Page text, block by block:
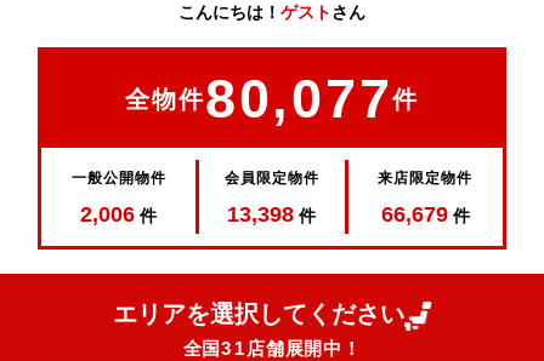
こんにちは！ ゲストさん
全物件80,077件
一般公開物件
2,006 件
会員限定物件
13,398 件
来店限定物件
66,679 件
エリアを選択してください
全国31 店舗展開中！